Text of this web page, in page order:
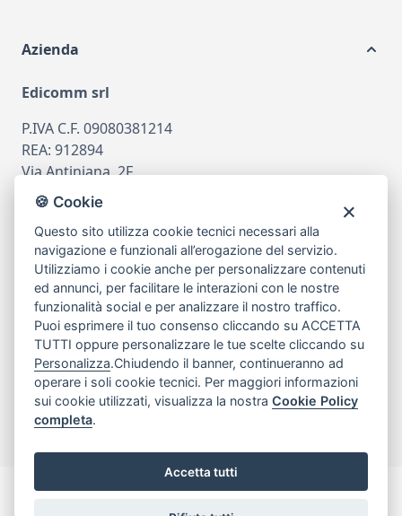
Azienda
Edicomm srl
P.IVA C.F. 09080381214
REA: 912894
Via Antiniana, 2F
80078 Pozzuoli
tel081.7515380
emailinfo@edicomm.it
Assistenza Clienti
Chi siamo
My Account
🍪 Cookie
Questo sito utilizza cookie tecnici necessari alla
navigazione e funzionali all’erogazione del servizio.
Utilizziamo i cookie anche per personalizzare contenuti
ed annunci, per facilitare le interazioni con le nostre
funzionalità social e per analizzare il nostro traffico.
Puoi esprimere il tuo consenso cliccando su ACCETTA
TUTTI oppure personalizzare le tue scelte cliccando su
Personalizza.Chiudendo il banner, continueranno ad
operare i soli cookie tecnici. Per maggiori informazioni
sui cookie utilizzati, visualizza la nostraCookie Policy
completa.
Accetta tutti